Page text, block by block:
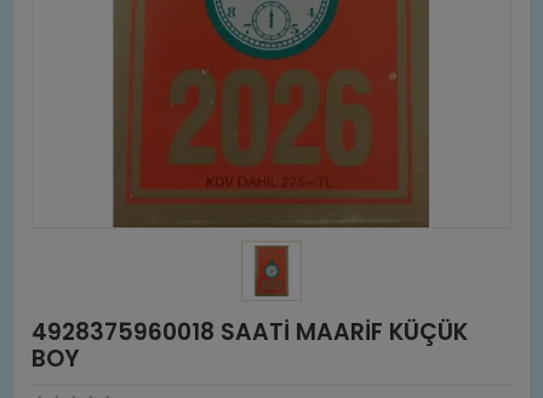
4928375960018 SAATİ MAARİF KÜÇÜK
BOY